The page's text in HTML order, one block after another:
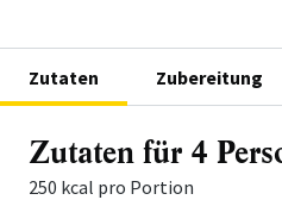
Zutaten Zubereitung
Zutaten für 4
250 kcal pro Portion